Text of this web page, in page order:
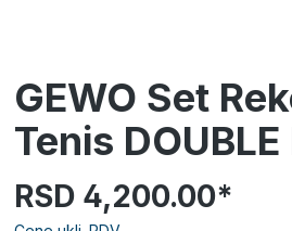
GEWO Set
Tenis DOUBLE
RSD 4,200.00*